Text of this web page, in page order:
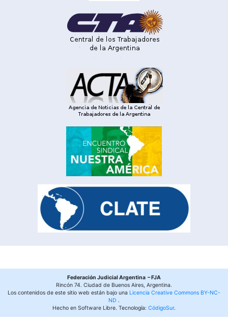
Federación Judicial Argentina – FJA
Rincón 74. Ciudad de Buenos Aires, Argentina.
Los contenidos de este sitio web están bajo una Licencia Creative Commons BY-NC-
ND .
Hecho en Software Libre. Tecnología: CódigoSur.